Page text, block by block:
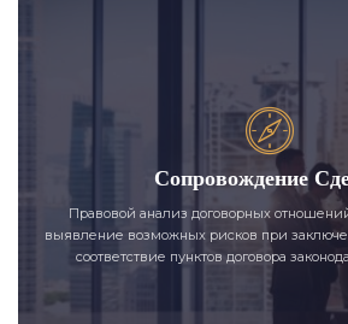
Сопровождение
Правовой анализ договорных
выявление возможных рисков при
соответствие пунктов договора